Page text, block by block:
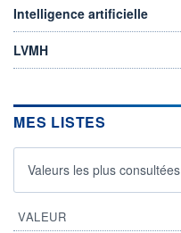
Intelligence artificielle
LVMH
MES LISTES
Valeurs les plus consultées
VALEUR